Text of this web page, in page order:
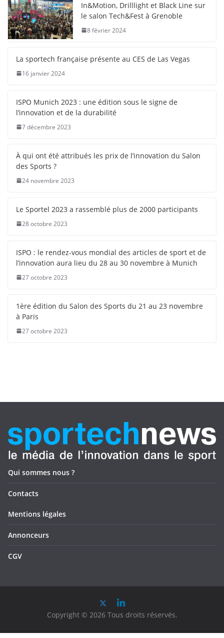
In&Motion, Drilllight et Black Line sur
le salon Tech&Fest à Grenoble
8 février 2024
La sportech française présente au CES de Las Vegas
16 janvier 2024
ISPO Munich 2023 : une édition sous le signe de
l’innovation et de la durabilité
7 décembre 2023
À qui ont été attribués les prix de l’innovation du Salon
des Sports ?
24 novembre 2023
Le Sportel 2023 a rassemblé plus de 2000 participants
28 octobre 2023
ISPO : le rendez-vous mondial des articles de sport et de
l’innovation aura lieu du 28 au 30 novembre à Munich
27 octobre 2023
1ère édition du Salon des Sports du 21 au 23 novembre
à Paris
27 octobre 2023
Qui sommes nous ?
Contacts
Mentions légales
Annonceurs
CGV
Copyright © 2026 Tous droits réservés.